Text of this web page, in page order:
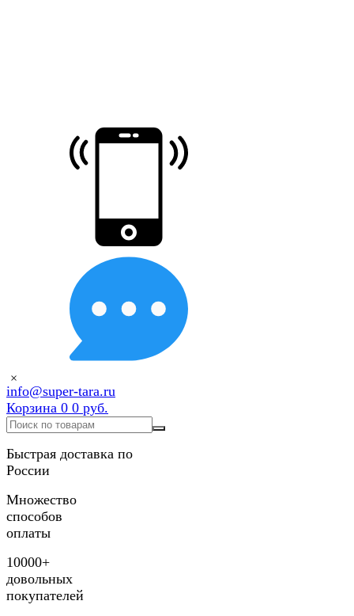
×
info@super-tara.ru
Корзина 0 0 руб.
Быстрая доставка по
России
Множество
способов
оплаты
10000+
довольных
покупателей